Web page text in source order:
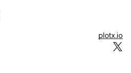
plotx.io